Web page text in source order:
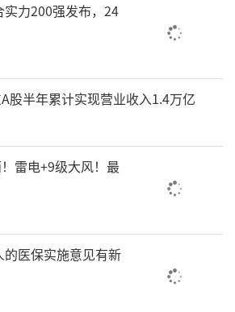
力200强发布，24
股半年累计实现营业收入1.4万亿
雷电+9级大风！最
医保实施意见有新